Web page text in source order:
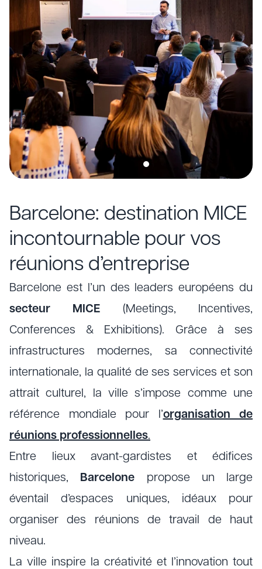
Barcelone: destination MICE
incontournable pour vos
réunions d’entreprise
Barcelone est l’un des leaders européens du
secteur MICE (Meetings, Incentives,
Conferences & Exhibitions). Grâce à ses
infrastructures modernes, sa connectivité
internationale, la qualité de ses services et son
attrait culturel, la ville s’impose comme une
référence mondiale pour l’organisation de
réunions professionnelles.
Entre lieux avant-gardistes et édifices
historiques, Barcelone propose un large
éventail d’espaces uniques, idéaux pour
organiser des réunions de travail de haut
niveau.
La ville inspire la créativité et l’innovation tout